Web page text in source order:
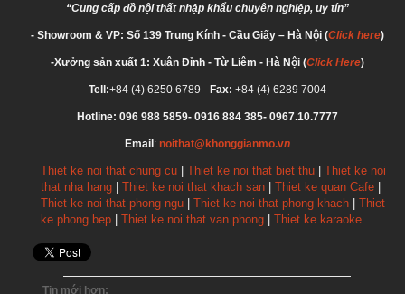
“Cung cấp đồ nội thất nhập khẩu chuyên nghiệp, uy tín”
- Showroom & VP: Số 139 Trung Kính - Cầu Giấy – Hà Nội (Click here)
-Xưởng sản xuất 1: Xuân Đỉnh - Từ Liêm - Hà Nội (Click Here)
Tell:+84 (4) 6250 6789 - Fax: +84 (4) 6289 7004
Hotline: 096 988 5859- 0916 884 385- 0967.10.7777
Email: noithat@khonggianmo.vn
Thiet ke noi that chung cu Thiet ke noi that biet thu
Thiet ke noi
that nha hang
Thiet ke noi that khach san Thiet ke quan Cafe
Thiet ke noi that phong ngu
Thiet ke noi that phong khach
Thiet
ke phong bep
Thiet ke noi that van phong Thiet ke karaoke
Tin mới hơn: